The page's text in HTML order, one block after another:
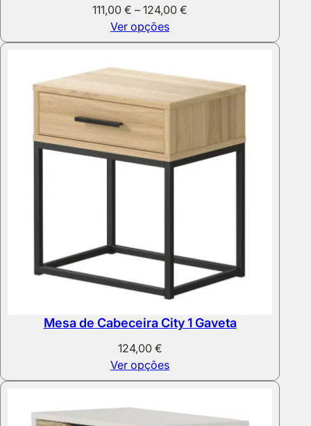
111,00€ – 124,00€
111,00 €
124,00 €
Ver opções
Mesa de Cabeceira City 1 Gaveta
124,00 €
Ver opções